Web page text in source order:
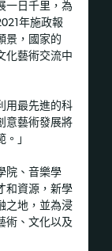
一日千里，為
年施政報
景，國家的
化藝術交流中
用最先進的科
意藝術發展將
」
院、音樂學
和資源，新學
之地，並為浸
術、文化以及